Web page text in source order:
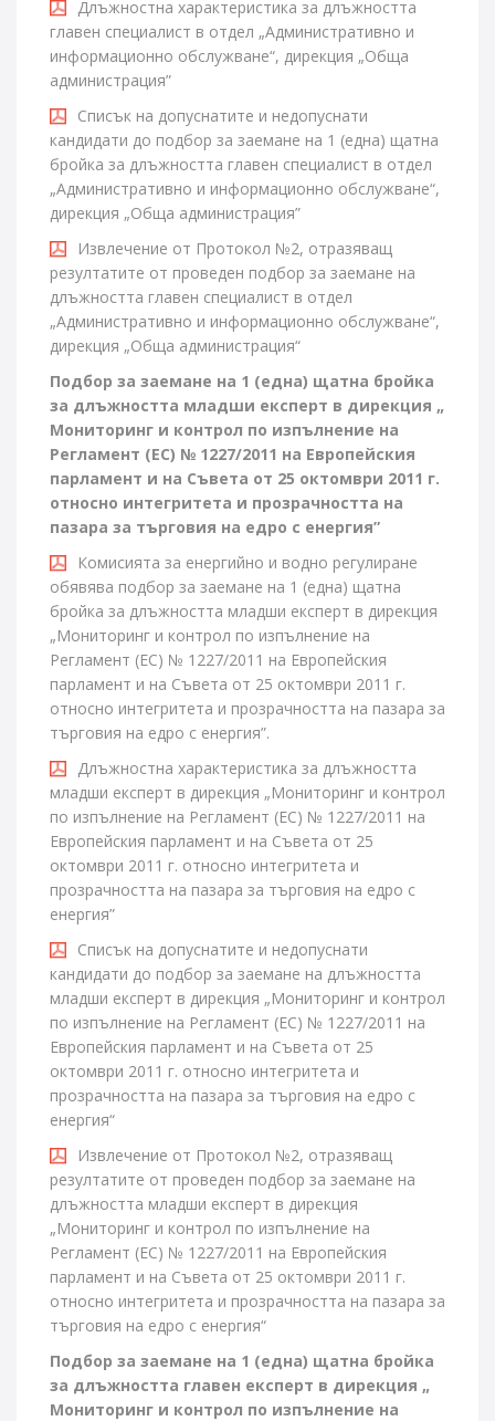
Длъжностна характеристика за длъжността
главен специалист в отдел „Административно и
информационно обслужване“, дирекция „Обща
администрация”
Списък на допуснатите и недопуснати
кандидати до подбор за заемане на 1 (една) щатна
бройка за длъжността главен специалист в отдел
„Административно и информационно обслужване“,
дирекция „Обща администрация”
Извлечение от Протокол №2, отразяващ
резултатите от проведен подбор за заемане на
длъжността главен специалист в отдел
„Административно и информационно обслужване“,
дирекция „Обща администрация“
Подбор за заемане на 1 (една) щатна бройка
за длъжността младши експерт в дирекция „
Мониторинг и контрол по изпълнение на
Регламент (ЕС) № 1227/2011 на Европейския
парламент и на Съвета от 25 октомври 2011 г.
относно интегритета и прозрачността на
пазара за търговия на едро с енергия”
Комисията за енергийно и водно регулиране
обявява подбор за заемане на 1 (една) щатна
бройка за длъжността младши експерт в дирекция
„Мониторинг и контрол по изпълнение на
Регламент (ЕС) № 1227/2011 на Европейския
парламент и на Съвета от 25 октомври 2011 г.
относно интегритета и прозрачността на пазара за
търговия на едро с енергия”.
Длъжностна характеристика за длъжността
младши експерт в дирекция „Мониторинг и контрол
по изпълнение на Регламент (ЕС) № 1227/2011 на
Европейския парламент и на Съвета от 25
октомври 2011 г. относно интегритета и
прозрачността на пазара за търговия на едро с
енергия”
Списък на допуснатите и недопуснати
кандидати до подбор за заемане на длъжността
младши експерт в дирекция „Мониторинг и контрол
по изпълнение на Регламент (ЕС) № 1227/2011 на
Европейския парламент и на Съвета от 25
октомври 2011 г. относно интегритета и
прозрачността на пазара за търговия на едро с
енергия“
Извлечение от Протокол №2, отразяващ
резултатите от проведен подбор за заемане на
длъжността младши експерт в дирекция
„Мониторинг и контрол по изпълнение на
Регламент (ЕС) № 1227/2011 на Европейския
парламент и на Съвета от 25 октомври 2011 г.
относно интегритета и прозрачността на пазара за
търговия на едро с енергия“
Подбор за заемане на 1 (една) щатна бройка
за длъжността главен експерт в дирекция „
Мониторинг и контрол по изпълнение на